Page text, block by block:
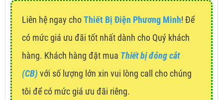
Liên hệ ngay choThiết Bị Điện Phương Minh! Để
có mức giá ưu đãi tốt nhất dành cho Quý khách
hàng. Khách hàng đặt mua Thiết bị đóng cắt
(CB) với số lượng lớn xin vui lòng call cho chúng
tôi để có mức giá ưu đãi riêng.